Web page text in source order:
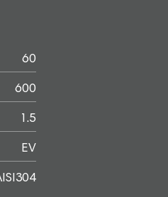
60
600
1.5
EV